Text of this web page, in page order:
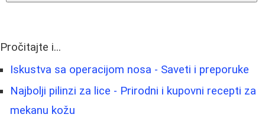
Pročitajte i...
Iskustva sa operacijom nosa - Saveti i preporuke
Najbolji pilinzi za lice - Prirodni i kupovni recepti za
mekanu kožu